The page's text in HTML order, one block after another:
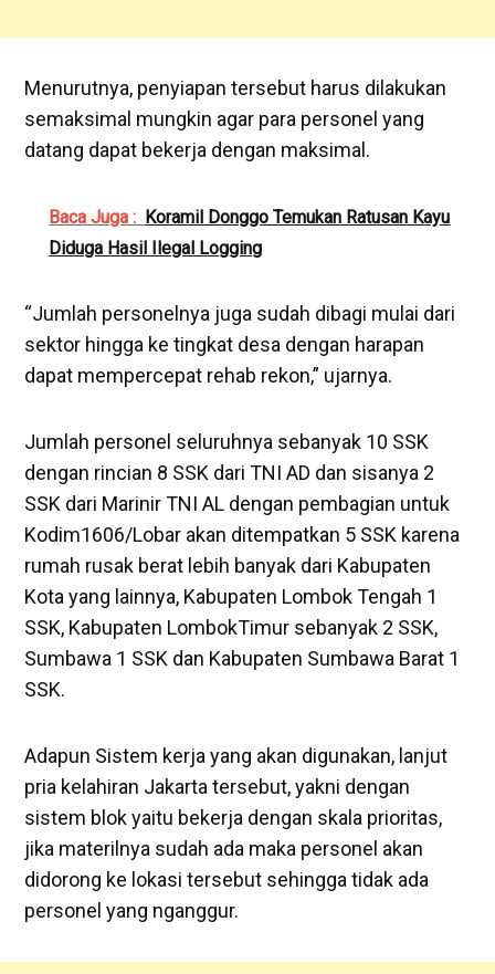
Menurutnya, penyiapan tersebut harus dilakukan
semaksimal mungkin agar para personel yang
datang dapat bekerja dengan maksimal.
Baca Juga : Koramil Donggo Temukan Ratusan Kayu
Diduga Hasil Ilegal Logging
“Jumlah personelnya juga sudah dibagi mulai dari
sektor hingga ke tingkat desa dengan harapan
dapat mempercepat rehab rekon,” ujarnya.
Jumlah personel seluruhnya sebanyak 10 SSK
dengan rincian 8 SSK dari TNI AD dan sisanya 2
SSK dari Marinir TNI AL dengan pembagian untuk
Kodim1606/Lobar akan ditempatkan 5 SSK karena
rumah rusak berat lebih banyak dari Kabupaten
Kota yang lainnya, Kabupaten Lombok Tengah 1
SSK, Kabupaten LombokTimur sebanyak 2 SSK,
Sumbawa 1 SSK dan Kabupaten Sumbawa Barat 1
SSK.
Adapun Sistem kerja yang akan digunakan, lanjut
pria kelahiran Jakarta tersebut, yakni dengan
sistem blok yaitu bekerja dengan skala prioritas,
jika materilnya sudah ada maka personel akan
didorong ke lokasi tersebut sehingga tidak ada
personel yang nganggur.